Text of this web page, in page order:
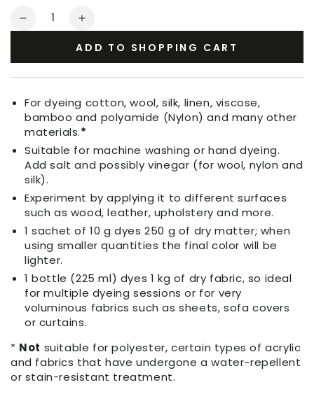
Quantity
Decrease
Salmon
Pink
Increase
for
Salmon
Pink
ADD TO SHOPPING CART
For dyeing cotton, wool, silk, linen, viscose,
bamboo and polyamide (Nylon) and many other
materials.*
Suitable for machine washing or hand dyeing.
Add salt and possibly vinegar (for wool, nylon and
silk).
Experiment by applying it to different surfaces
such as wood, leather, upholstery and more.
1 sachet of 10 g dyes 250 g of dry matter; when
using smaller quantities the final color will be
lighter.
1 bottle (225 ml) dyes 1 kg of dry fabric, so ideal
for multiple dyeing sessions or for very
voluminous fabrics such as sheets, sofa covers
or curtains.
* Not suitable for polyester, certain types of acrylic
and fabrics that have undergone a water-repellent
or stain-resistant treatment.